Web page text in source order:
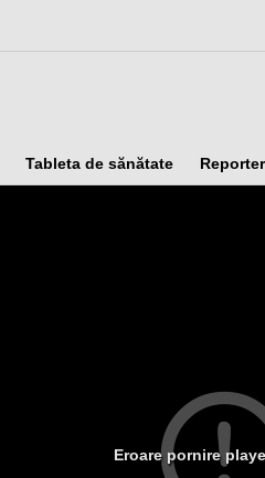
Tableta de sănătate
Eroare pornire